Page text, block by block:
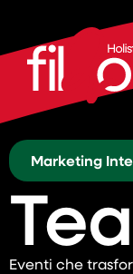
Marketing
Eventi che